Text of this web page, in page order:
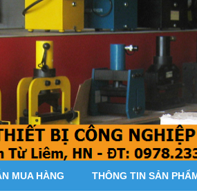
MUA HÀNG THÔNG TIN SẢN